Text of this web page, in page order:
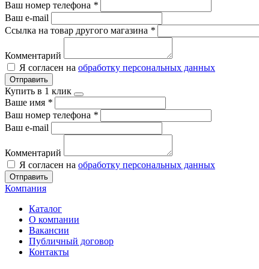
Ваш номер телефона *
Ваш e-mail
Ссылка на товар другого магазина *
Комментарий
Я согласен на обработку персональных данных
Отправить
Купить в 1 клик
Ваше имя *
Ваш номер телефона *
Ваш e-mail
Комментарий
Я согласен на обработку персональных данных
Отправить
Компания
Каталог
О компании
Вакансии
Публичный договор
Контакты